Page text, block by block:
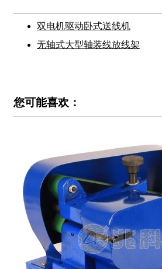
双电机驱动卧式送线机
无轴式大型轴装线放线架
您可能喜欢：